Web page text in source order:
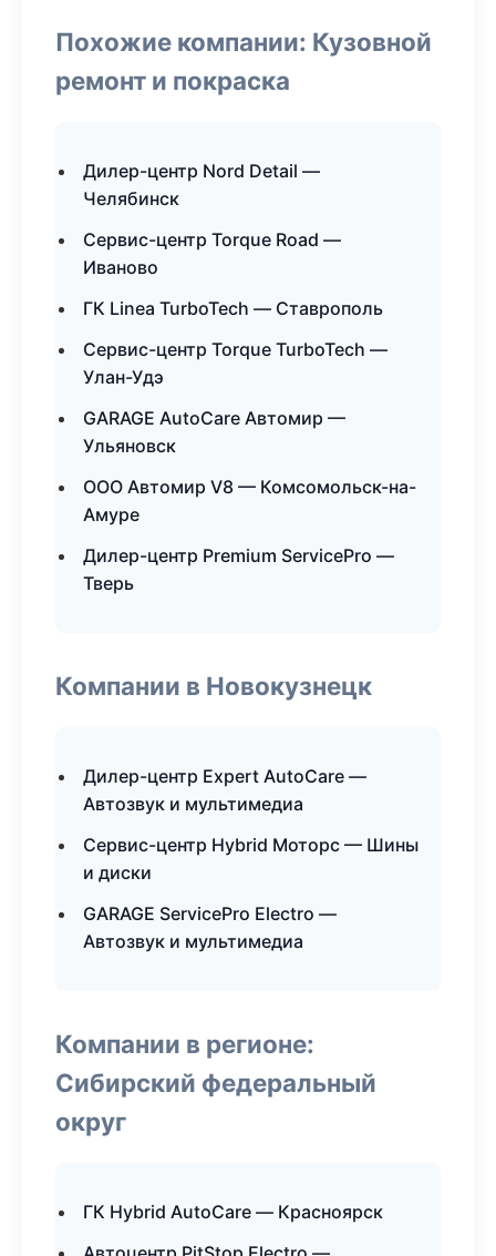
Похожие компании: Кузовной
ремонт и покраска
Дилер-центр Nord Detail —
Челябинск
Сервис-центр Torque Road —
Иваново
ГК Linea TurboTech — Ставрополь
Сервис-центр Torque TurboTech —
Улан-Удэ
GARAGE AutoCare Автомир —
Ульяновск
ООО Автомир V8 — Комсомольск-на-
Амуре
Дилер-центр Premium ServicePro —
Тверь
Компании в Новокузнецк
Дилер-центр Expert AutoCare —
Автозвук и мультимедиа
Сервис-центр Hybrid Моторс — Шины
и диски
GARAGE ServicePro Electro —
Автозвук и мультимедиа
Компании в регионе:
Сибирский федеральный
округ
ГК Hybrid AutoCare — Красноярск